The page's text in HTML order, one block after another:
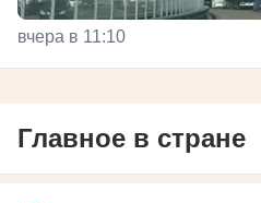
вчера в 11:10
Главное в стране